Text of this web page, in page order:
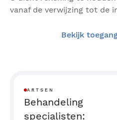
vanaf de verwijzing tot de
Bekijk
ARTSEN
Behandeling
specialisten: